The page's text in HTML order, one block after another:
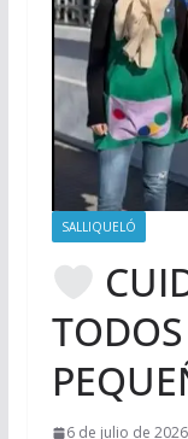
SALLIQUELÓ
6 de julio de 2026